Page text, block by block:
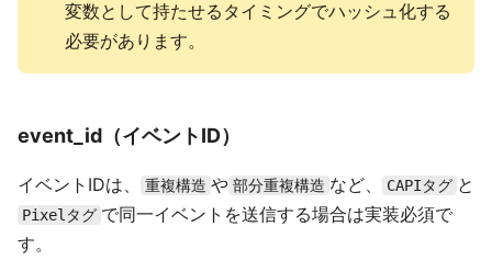
変数として持たせるタイミングでハッシュ化する
必要があります。
event_id（イベントID）
イベントIDは、 重複構造 や 部分重複構造 など、 CAPIタグ と
Pixelタグ で同一イベントを送信する場合は実装必須で
す。